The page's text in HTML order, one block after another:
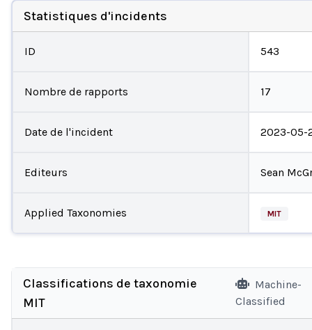
Statistiques d'incidents
ID 543
Nombre de rapports 17
Date de l'incident 2023-05-
Editeurs Sean
Applied Taxonomies MIT
Classifications de taxonomie
MIT
Machine-
Classified